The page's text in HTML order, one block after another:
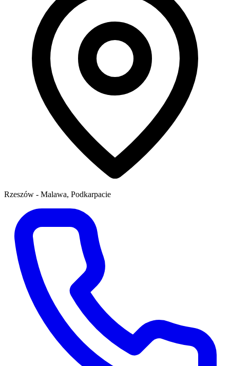
Rzeszów - Malawa, Podkarpacie